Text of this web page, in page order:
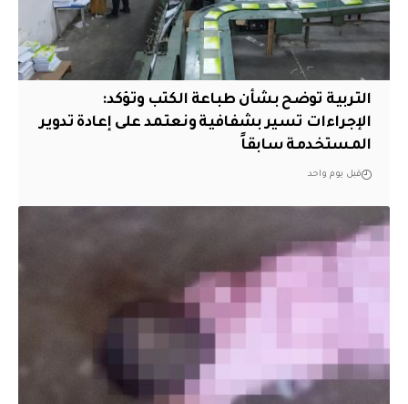
التربية توضح بشأن طباعة الكتب وتؤكد:
الإجراءات تسير بشفافية ونعتمد على إعادة تدوير
المستخدمة سابقاً
قبل يوم واحد